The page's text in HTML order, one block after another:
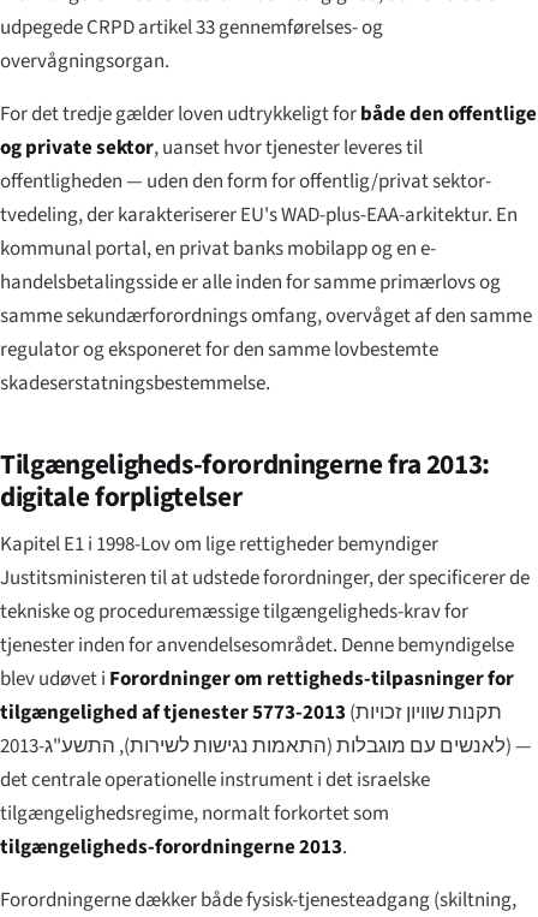
udpegede CRPD artikel 33 gennemførelses- og
overvågningsorgan.
For det tredje gælder loven udtrykkeligt forbåde den offentlige
og private sektor, uanset hvor tjenester leveres til
offentligheden — uden den form for offentlig/privat sektor-
tvedeling, der karakteriserer EU's WAD-plus-EAA-arkitektur. En
kommunal portal, en privat banks mobilapp og en e-
handelsbetalingsside er alle inden for samme primærlovs og
samme sekundærforordnings omfang, overvåget af den samme
regulator og eksponeret for den samme lovbestemte
skadeserstatningsbestemmelse.
Tilgængeligheds-forordningerne fra 2013:
digitale forpligtelser
Kapitel E1 i 1998-Lov om lige rettigheder bemyndiger
Justitsministeren til at udstede forordninger, der specificerer de
tekniske og proceduremæssige tilgængeligheds-krav for
tjenester inden for anvendelsesområdet. Denne bemyndigelse
blev udøvet i Forordninger om rettigheds-tilpasninger for
tilgængelighed af tjenester 5773-2013 (תקנות שוויון זכויות
לאנשים עם מוגבלות (התאמות נגישות לשירות), התשע"ג-2013) —
det centrale operationelle instrument i det israelske
tilgængelighedsregime, normalt forkortet som
tilgængeligheds-forordningerne 2013.
Forordningerne dækker både fysisk-tjenesteadgang (skiltning,